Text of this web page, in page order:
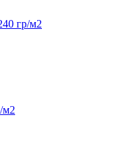
гр/м2
м2